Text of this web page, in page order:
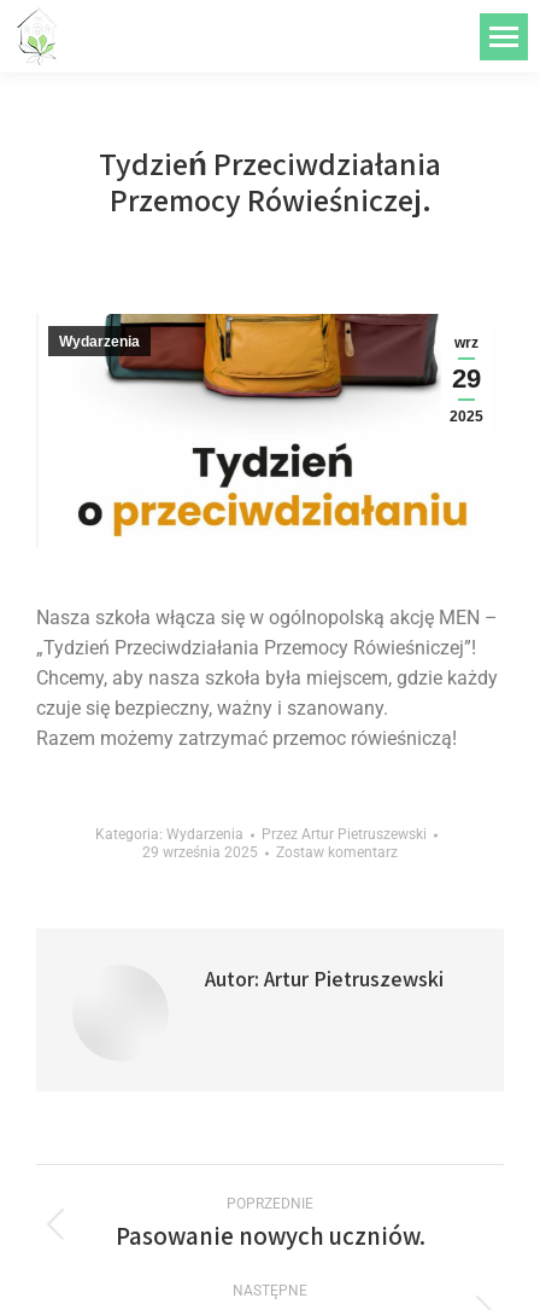
treści
Tydzień Przeciwdziałania
Przemocy Rówieśniczej.
wrz
29
2025
Wydarzenia
Nasza szkoła włącza się w ogólnopolską akcję MEN –
„Tydzień Przeciwdziałania Przemocy Rówieśniczej”!
Chcemy, aby nasza szkoła była miejscem, gdzie każdy
czuje się bezpieczny, ważny i szanowany.
Razem możemy zatrzymać przemoc rówieśniczą!
Kategoria: Wydarzenia Przez Artur Pietruszewski
29 września 2025
Zostaw komentarz
Autor: Artur Pietruszewski
POPRZEDNIE
Pasowanie nowych uczniów.
NASTĘPNE